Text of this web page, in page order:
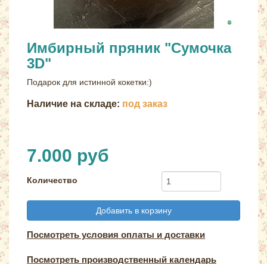
Имбирный пряник "Сумочка
3D"
Подарок для истинной кокетки:)
Наличие на складе: под заказ
7.000 руб
Количество
Добавить в корзину
Посмотреть условия оплаты и доставки
Посмотреть производственный календарь